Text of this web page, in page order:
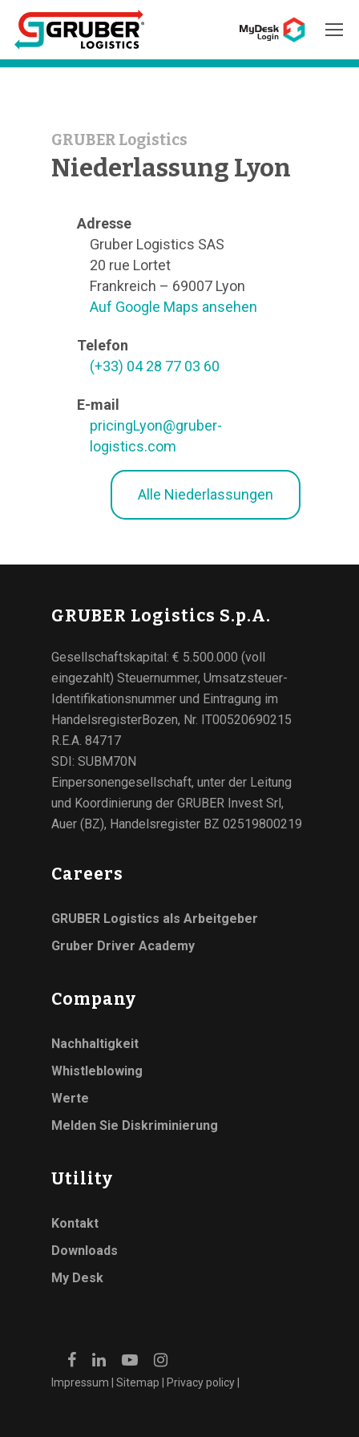
GRUBER Logistics
Niederlassung Lyon
Adresse
Gruber Logistics SAS
20 rue Lortet
Frankreich – 69007 Lyon
Auf Google Maps ansehen
Telefon
(+33) 04 28 77 03 60
E-mail
pricingLyon@gruber-
logistics.com
Alle Niederlassungen
GRUBER Logistics S.p.A.
Gesellschaftskapital: € 5.500.000 (voll
eingezahlt) Steuernummer, Umsatzsteuer-
Identifikationsnummer und Eintragung im
HandelsregisterBozen, Nr. IT00520690215
R.E.A. 84717
SDI: SUBM70N
Einpersonengesellschaft, unter der Leitung
und Koordinierung der GRUBER Invest Srl,
Auer (BZ), Handelsregister BZ 02519800219
Careers
GRUBER Logistics als Arbeitgeber
Gruber Driver Academy
Company
Nachhaltigkeit
Whistleblowing
Werte
Melden Sie Diskriminierung
Utility
Kontakt
Downloads
My Desk
Impressum Sitemap Privacy policy